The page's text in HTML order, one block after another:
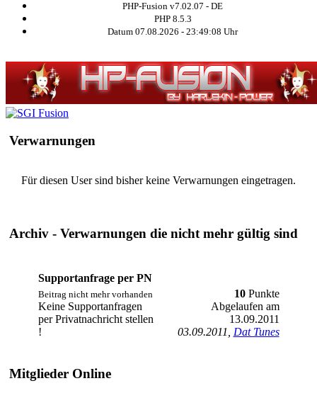
PHP-Fusion v7.02.07 - DE
PHP 8.5.3
Datum 07.08.2026 - 23:49:08 Uhr
Verwarnungen
Für diesen User sind bisher keine Verwarnungen eingetragen.
Archiv - Verwarnungen die nicht mehr gültig sind
Supportanfrage per PN
Beitrag nicht mehr vorhanden
Keine Supportanfragen
per Privatnachricht stellen
!
10Punkte
Abgelaufen am
13.09.2011
03.09.2011, Dat Tunes
Mitglieder Online